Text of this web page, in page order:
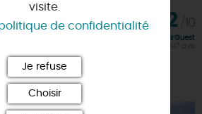
7,2
Note FairGuest
calculée sur 947 avis
visite.
de confidentialité
Je refuse
Choisir